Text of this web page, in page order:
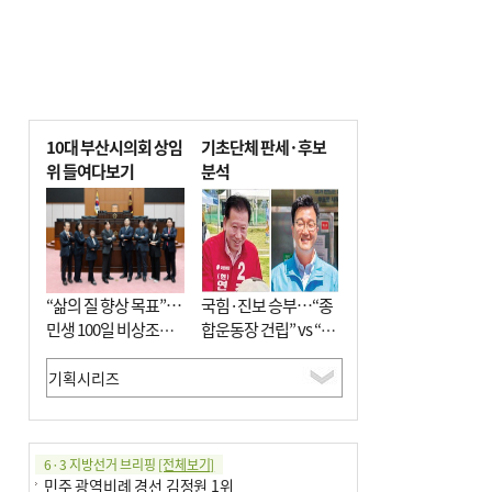
10대 부산시의회 상임
위 들여다보기
“삶의 질 향상 목표”…
민생 100일 비상조치
면밀 심사
기초단체 판세·후보
분석
국힘·진보 승부…“종
합운동장 건립” vs “출
근 공공버스 도입”
6·3 지방선거 브리핑 [전체보기]
민주 광역비례 경선 김정원 1위